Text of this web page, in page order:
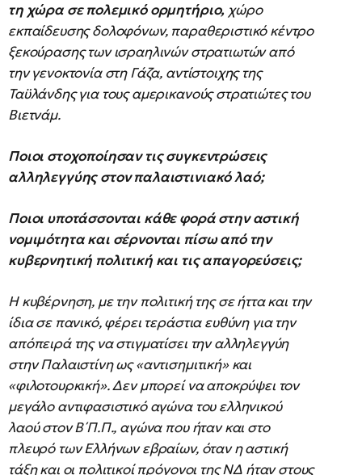
τη χώρα σε πολεμικό ορμητήριο, χώρο
εκπαίδευσης δολοφόνων, παραθεριστικό κέντρο
ξεκούρασης των ισραηλινών στρατιωτών από
την γενοκτονία στη Γάζα, αντίστοιχης της
Ταϋλάνδης για τους αμερικανούς στρατιώτες του
Βιετνάμ.
Ποιοι στοχοποίησαν τις συγκεντρώσεις
αλληλεγγύης στον παλαιστινιακό λαό;
Ποιοι υποτάσσονται κάθε φορά στην αστική
νομιμότητα και σέρνονται πίσω από την
κυβερνητική πολιτική και τις απαγορεύσεις;
Η κυβέρνηση, με την πολιτική της σε ήττα και την
ίδια σε πανικό, φέρει τεράστια ευθύνη για την
απόπειρά της να στιγματίσει την αλληλεγγύη
στην Παλαιστίνη ως «αντισημιτική» και
«φιλοτουρκική». Δεν μπορεί να αποκρύψει τον
μεγάλο αντιφασιστικό αγώνα του ελληνικού
λαού στον Β΄Π.Π., αγώνα που ήταν και στο
πλευρό των Ελλήνων εβραίων, όταν η αστική
τάξη και οι πολιτικοί πρόγονοι της ΝΔ ήταν στους